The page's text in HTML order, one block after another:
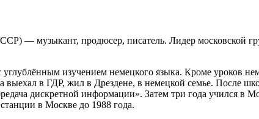
— музыкант, продюсер, писатель. Лидер московской
изучением немецкого языка. Кроме уроков
в ГДР, жил в Дрездене, в немецкой семье. После
дискретной информации». Затем три года учился в
в Москве до 1988 года.